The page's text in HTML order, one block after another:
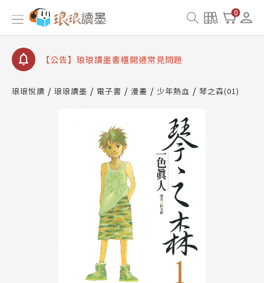
0
【公告】因 Readmoo 讀墨系統維護中，本站同步暫
停部分閱讀服務
【公告】琅琅讀墨數位閱讀資產合併與書櫃開通申請
【公告】琅琅讀墨書櫃開通常見問題
請圖文教學
【公告】因 Readmoo 讀墨系統維護中，本站同步暫
停部分閱讀服務
琅琅悅讀 琅琅讀墨 電子書 漫畫 少年熱血 琴之森(01)